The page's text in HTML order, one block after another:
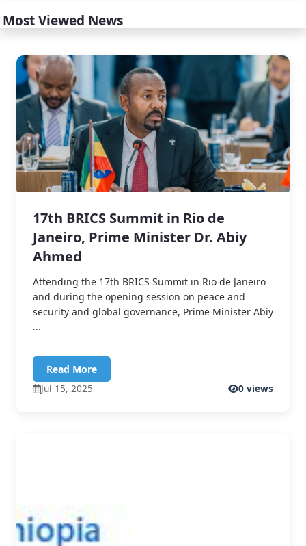
Most Viewed News
17th BRICS Summit in Rio de
Janeiro, Prime Minister Dr. Abiy
Ahmed
Attending the 17th BRICS Summit in Rio de Janeiro
and during the opening session on peace and
security and global governance, Prime Minister Abiy
...
Read More
Jul 15, 2025
0 views